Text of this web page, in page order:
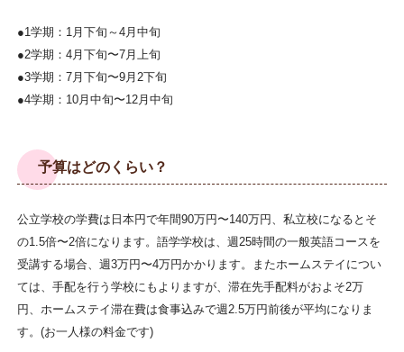
●1学期：1月下旬～4月中旬
●2学期：4月下旬〜7月上旬
●3学期：7月下旬〜9月2下旬
●4学期：10月中旬〜12月中旬
予算はどのくらい？
公立学校の学費は日本円で年間90万円〜140万円、私立校になるとそ
の1.5倍〜2倍になります。語学学校は、週25時間の一般英語コースを
受講する場合、週3万円〜4万円かかります。またホームステイについ
ては、手配を行う学校にもよりますが、滞在先手配料がおよそ2万
円、ホームステイ滞在費は食事込みで週2.5万円前後が平均になりま
す。(お一人様の料金です)